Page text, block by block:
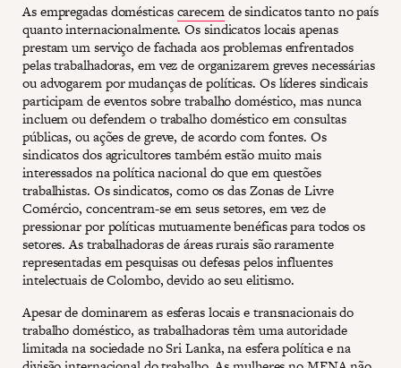
As empregadas domésticascarecemde sindicatos tanto no país
quanto internacionalmente. Os sindicatos locais apenas
prestam um serviço de fachada aos problemas enfrentados
pelas trabalhadoras, em vez de organizarem greves necessárias
ou advogarem por mudanças de políticas. Os líderes sindicais
participam de eventos sobre trabalho doméstico, mas nunca
incluem ou defendem o trabalho doméstico em consultas
públicas, ou ações de greve, de acordo com fontes. Os
sindicatos dos agricultores também estão muito mais
interessados na política nacional do que em questões
trabalhistas. Os sindicatos, como os das Zonas de Livre
Comércio, concentram-se em seus setores, em vez de
pressionar por políticas mutuamente benéficas para todos os
setores. As trabalhadoras de áreas rurais são raramente
representadas em pesquisas ou defesas pelos influentes
intelectuais de Colombo, devido ao seu elitismo.
Apesar de dominarem as esferas locais e transnacionais do
trabalho doméstico, as trabalhadoras têm uma autoridade
limitada na sociedade no Sri Lanka, na esfera política e na